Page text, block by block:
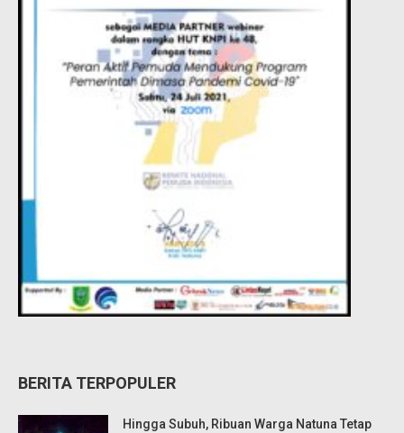
BERITA TERPOPULER
Hingga Subuh, Ribuan Warga Natuna Tetap